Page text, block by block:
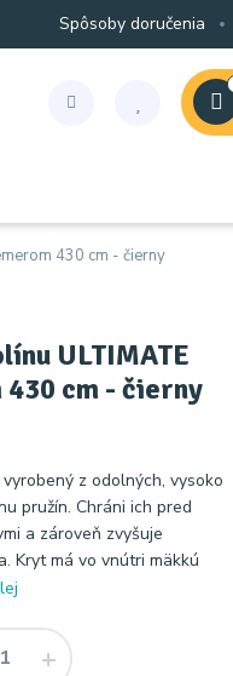
Spôsoby doručenia
430 cm - čierny
ULTIMATE
cm - čierny
z odolných, vysoko
pružín. Chráni ich pred
a zároveň zvyšuje
Kryt má vo vnútri mäkkú